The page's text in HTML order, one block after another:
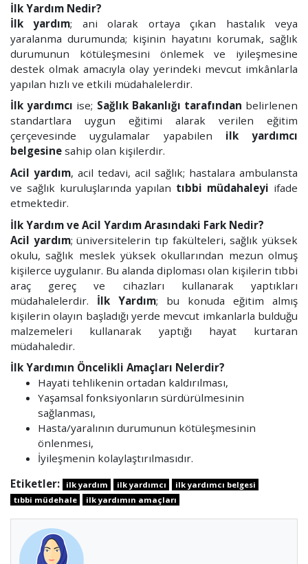
İlk Yardım Nedir?
İlk yardım; ani olarak ortaya çıkan hastalık veya
yaralanma durumunda; kişinin hayatını korumak, sağlık
durumunun kötüleşmesini önlemek ve iyileşmesine
destek olmak amacıyla olay yerindeki mevcut imkânlarla
yapılan hızlı ve etkili müdahalelerdir.
İlk yardımcı ise; Sağlık Bakanlığı tarafından belirlenen
standartlara uygun eğitimi alarak verilen eğitim
çerçevesinde uygulamalar yapabilen ilk yardımcı
belgesine sahip olan kişilerdir.
Acil yardım, acil tedavi, acil sağlık; hastalara ambulansta
ve sağlık kuruluşlarında yapılan tıbbi müdahaleyi ifade
etmektedir.
İlk Yardım ve Acil Yardım Arasındaki Fark Nedir?
Acil yardım; üniversitelerin tıp fakülteleri, sağlık yüksek
okulu, sağlık meslek yüksek okullarından mezun olmuş
kişilerce uygulanır. Bu alanda diploması olan kişilerin tıbbi
araç gereç ve cihazları kullanarak yaptıkları
müdahalelerdir. İlk Yardım; bu konuda eğitim almış
kişilerin olayın başladığı yerde mevcut imkanlarla bulduğu
malzemeleri kullanarak yaptığı hayat kurtaran
müdahaledir.
İlk Yardımın Öncelikli Amaçları Nelerdir?
Hayati tehlikenin ortadan kaldırılması,
Yaşamsal fonksiyonların sürdürülmesinin
sağlanması,
Hasta/yaralının durumunun kötüleşmesinin
önlenmesi,
İyileşmenin kolaylaştırılmasıdır.
Etiketler:
ilk yardım ilk yardımcı
ilk yardımcı belgesi
tıbbi müdehale
ilk yardımın amaçları